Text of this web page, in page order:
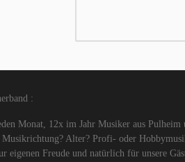
:
Monat, 12x im Jahr Musiker aus
Alter? Profi- oder
eigenen Freude und natürlich für unsere